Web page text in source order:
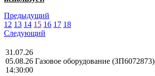
Предыдущий
12 13 14 15 16 17 18
Следующий
31.07.26
05.08.26
14:30:00
Газовое оборудование (ЗП6072873)